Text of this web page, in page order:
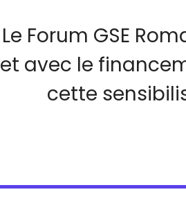
Le Forum GSE
et avec le
cette